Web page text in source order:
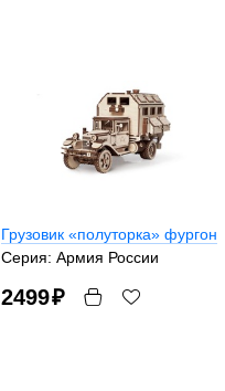
Грузовик «полуторка» фургон
Серия: Армия России
2499₽